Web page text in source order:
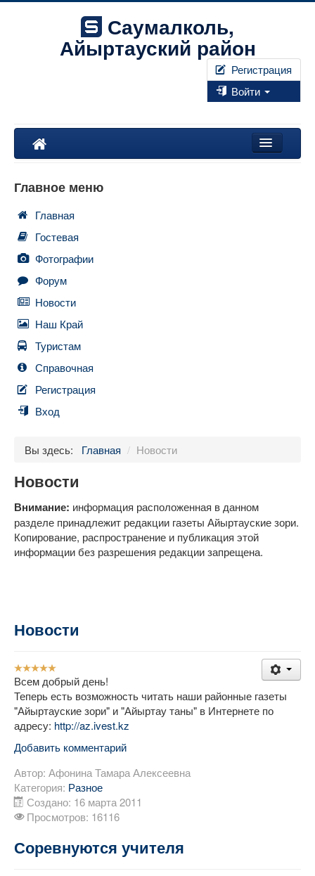
Саумалколь,
Айыртауский район
Регистрация
Войти
Правила
Главное меню
Главная
Гостевая
Фотографии
Форум
Новости
Наш Край
Туристам
Справочная
Регистрация
Вход
Вы здесь: Главная / Новости
Новости
Внимание: информация расположенная в данном
разделе принадлежит редакции газеты Айыртауские зори.
Копирование, распространение и публикация этой
информации без разрешения редакции запрещена.
Новости
Рейтинг:
Всем добрый день!
Теперь есть возможность читать наши районные газеты
"Айыртауские зори" и "Айыртау таны" в Интернете по
адресу: http://az.ivest.kz
Добавить комментарий
Автор: Афонина Тамара Алексеевна
Категория: Разное
Создано: 16 марта 2011
Просмотров: 16116
Соревнуются учителя